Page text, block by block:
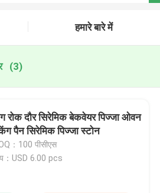
हमारे बारे में
(3)
रोक दौर सिरेमिक बेकवेयर पिज्जा ओवन
पैन सिरेमिक पिज्जा स्टोन
：100 पीसीएस
：USD 6.00 pcs